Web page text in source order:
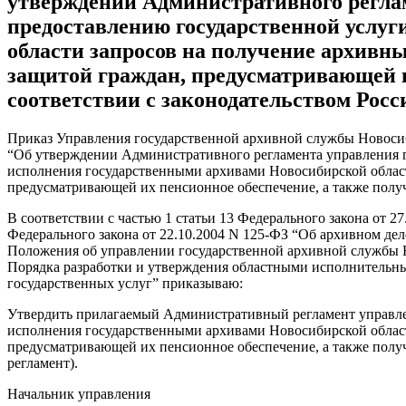
предоставлению государственной
области запросов на получение
защитой граждан, предусматривающей
соответствии с законодательством
Приказ Управления государственной архивной службы
“Об утверждении Административного регламента
исполнения государственными архивами Новосибирской
предусматривающей их пенсионное обеспечение, а также
В соответствии с частью 1 статьи 13 Федерального закона
Федерального закона от 22.10.2004 N 125-ФЗ “Об архивном
Положения об управлении государственной архивной
Порядка разработки и утверждения областными
государственных услуг” приказываю:
Утвердить прилагаемый Административный регламент
исполнения государственными архивами Новосибирской
предусматривающей их пенсионное обеспечение, а также
регламент).
Начальник управления